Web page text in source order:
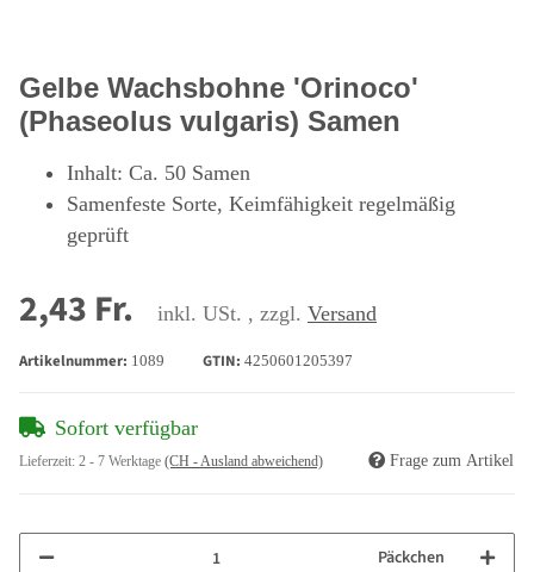
Gelbe Wachsbohne 'Orinoco'
(Phaseolus vulgaris) Samen
Inhalt: Ca. 50 Samen
Samenfeste Sorte, Keimfähigkeit regelmäßig
geprüft
2,43 Fr. inkl. USt. , zzgl. Versand
Artikelnummer: 1089 GTIN: 4250601205397
Sofort verfügbar
Lieferzeit: 2 - 7 Werktage (CH - Ausland abweichend) Frage zum Artikel
Päckchen